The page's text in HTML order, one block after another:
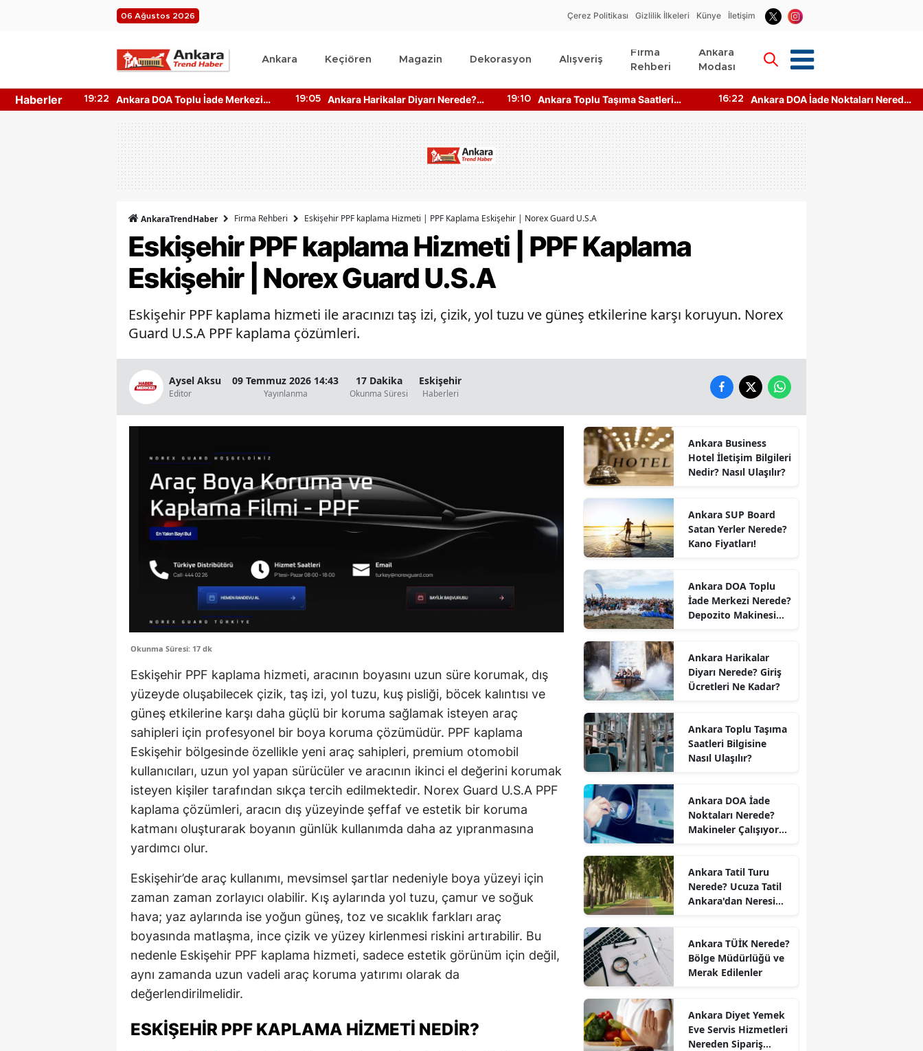
06 Ağustos 2026 Çerez Politikası Gizlilik İlkeleri Künye İletişim
Ankara Keçiören Magazin Dekorasyon Alışveriş
Firma
Rehberi
Ankara
Modası
Haberler
Yerler
19:22
Ankara DOA Toplu İade Merkezi
Nerede? Depozito Makinesi
Nerede?
19:05
Ankara Harikalar Diyarı Nerede?
Giriş Ücretleri Ne Kadar?
19:10
Ankara Toplu Taşıma Saatleri
Bilgisine Nasıl Ulaşılır?
16:22
Ankara DOA İade Noktaları Nerede?
Makineler Çalışıyor mu?
AnkaraTrendHaber Firma Rehberi Eskişehir PPF kaplama Hizmeti | PPF Kaplama Eskişehir | Norex Guard U.S.A
Eskişehir PPF kaplama Hizmeti | PPF Kaplama
Eskişehir | Norex Guard U.S.A
Eskişehir PPF kaplama hizmeti ile aracınızı taş izi, çizik, yol tuzu ve güneş etkilerine karşı koruyun. Norex
Guard U.S.A PPF kaplama çözümleri.
Aysel Aksu
Editor
09 Temmuz 2026 14:43
Yayınlanma
17 Dakika
Okunma Süresi
Eskişehir
Haberleri
Okunma Süresi: 17 dk
Eskişehir PPF kaplama hizmeti, aracının boyasını uzun süre korumak, dış
yüzeyde oluşabilecek çizik, taş izi, yol tuzu, kuş pisliği, böcek kalıntısı ve
güneş etkilerine karşı daha güçlü bir koruma sağlamak isteyen araç
sahipleri için profesyonel bir boya koruma çözümüdür. PPF kaplama
Eskişehir bölgesinde özellikle yeni araç sahipleri, premium otomobil
kullanıcıları, uzun yol yapan sürücüler ve aracının ikinci el değerini korumak
isteyen kişiler tarafından sıkça tercih edilmektedir. Norex Guard U.S.A PPF
kaplama çözümleri, aracın dış yüzeyinde şeffaf ve estetik bir koruma
katmanı oluşturarak boyanın günlük kullanımda daha az yıpranmasına
yardımcı olur.
Eskişehir’de araç kullanımı, mevsimsel şartlar nedeniyle boya yüzeyi için
zaman zaman zorlayıcı olabilir. Kış aylarında yol tuzu, çamur ve soğuk
hava; yaz aylarında ise yoğun güneş, toz ve sıcaklık farkları araç
boyasında matlaşma, ince çizik ve yüzey kirlenmesi riskini artırabilir. Bu
nedenle Eskişehir PPF kaplama hizmeti, sadece estetik görünüm için değil,
aynı zamanda uzun vadeli araç koruma yatırımı olarak da
değerlendirilmelidir.
ESKIŞEHIR PPF KAPLAMA HIZMETI NEDIR?
Ankara Business
Hotel İletişim Bilgileri
Nedir? Nasıl Ulaşılır?
Ankara SUP Board
Satan Yerler Nerede?
Kano Fiyatları!
Ankara DOA Toplu
İade Merkezi Nerede?
Depozito Makinesi
Ankara Harikalar
Diyarı Nerede? Giriş
Ücretleri Ne Kadar?
Ankara Toplu Taşıma
Saatleri Bilgisine
Nasıl Ulaşılır?
Ankara DOA İade
Noktaları Nerede?
Makineler Çalışıyor
Ankara Tatil Turu
Nerede? Ucuza Tatil
Ankara'dan Neresi
Ankara TÜİK Nerede?
Bölge Müdürlüğü ve
Merak Edilenler
Ankara Diyet Yemek
Eve Servis Hizmetleri
Nereden Sipariş